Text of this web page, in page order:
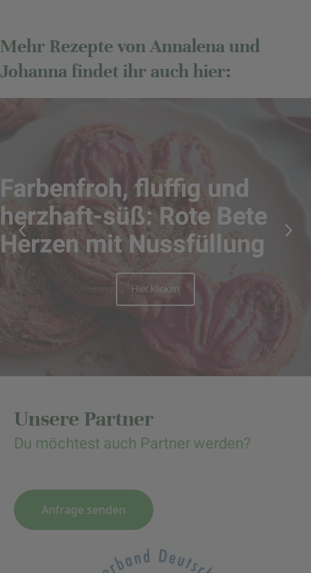
Mehr Rezepte von Annalena und
Johanna findet ihr auch hier:
Farbenfroh, fluffig und
herzhaft-süß: Rote Bete
Herzen mit Nussfüllung
Hier klicken
Unsere Partner
Du möchtest auch Partner werden?
Anfrage senden